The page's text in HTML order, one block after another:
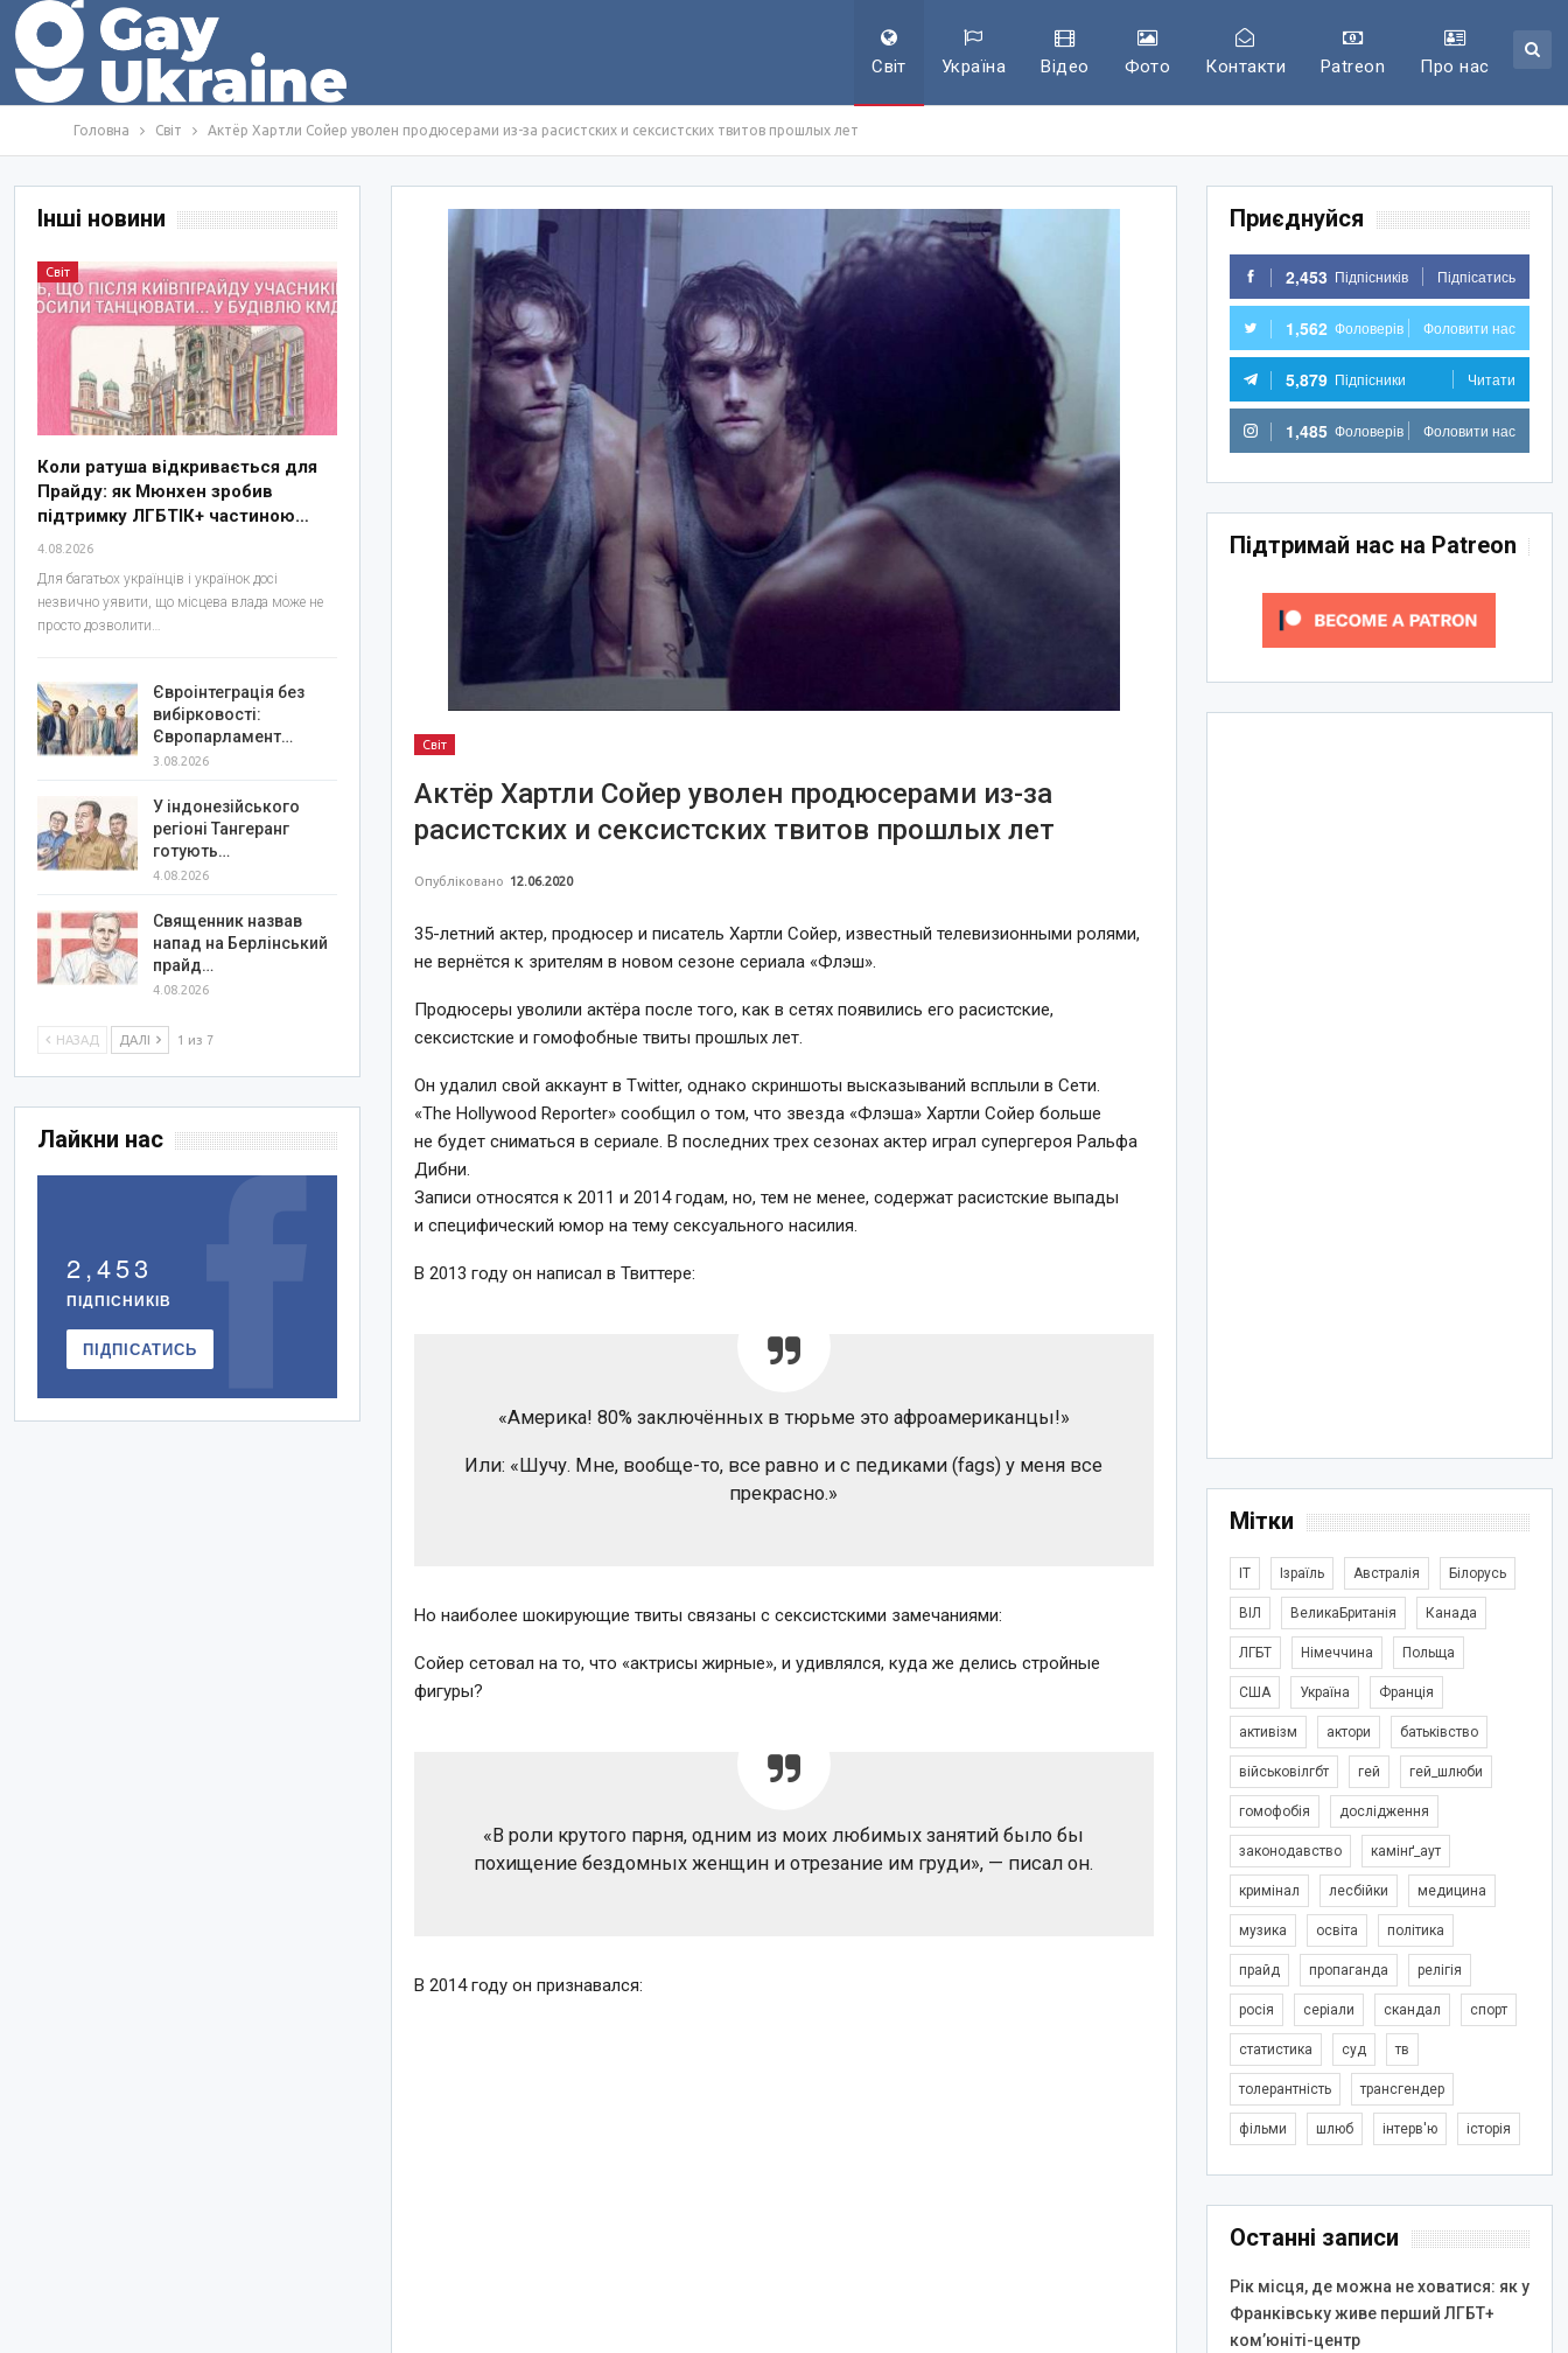
Світ Україна Відео Фото Контакти Patreon Про нас
Головна Світ Актёр Хартли Сойер уволен продюсерами из-за расистских и сексистских твитов прошлых лет
Світ
Актёр Хартли Сойер уволен продюсерами из-за
расистских и сексистских твитов прошлых лет
Опубліковано 12.06.2020
35-летний актер, продюсер и писатель Хартли Сойер, известный телевизионными ролями,
не вернётся к зрителям в новом сезоне сериала «Флэш».
Продюсеры уволили актёра после того, как в сетях появились его расистские,
сексистские и гомофобные твиты прошлых лет.
Он удалил свой аккаунт в Twitter, однако скриншоты высказываний всплыли в Сети.
«The Hollywood Reporter» сообщил о том, что звезда «Флэша» Хартли Сойер больше
не будет сниматься в сериале. В последних трех сезонах актер играл супергероя Ральфа
Дибни.
Записи относятся к 2011 и 2014 годам, но, тем не менее, содержат расистские выпады
и специфический юмор на тему сексуального насилия.
В 2013 году он написал в Твиттере:
«Америка! 80% заключённых в тюрьме это афроамериканцы!»
Или: «Шучу. Мне, вообще-то, все равно и с педиками (fags) у меня все
прекрасно.»
Но наиболее шокирующие твиты связаны с сексистскими замечаниями:
Сойер сетовал на то, что «актрисы жирные», и удивлялся, куда же делись стройные
фигуры?
«В роли крутого парня, одним из моих любимых занятий было бы
похищение бездомных женщин и отрезание им груди», — писал он.
В 2014 году он признавался:
Приєднуйся
2,453 Підпісників Підпісатись
1,562 Фоловерів Фоловити нас
5,879 Підпісники Читати
1,485 Фоловерів Фоловити нас
Підтримай нас на Patreon
Мітки
IT Ізраїль Австралія Білорусь
ВІЛ ВеликаБританія Канада
ЛГБТ Німеччина Польща
США Україна Франція
активізм актори батьківство
військовілгбт гей гей_шлюби
гомофобія дослідження
законодавство камінґ_аут
кримінал лесбійки медицина
музика освіта політика
прайд пропаганда релігія
росія серіали скандал спорт
статистика суд тв
толерантність трансгендер
фільми шлюб інтерв'ю історія
Останні записи
Рік місця, де можна не ховатися: як у
Франківську живе перший ЛГБТ+
ком’юніті-центр
Інші новини
Світ
Коли ратуша відкривається для
Прайду: як Мюнхен зробив
підтримку ЛГБТІК+ частиною…
4.08.2026
Для багатьох українців і українок досі
незвично уявити, що місцева влада може не
просто дозволити…
Євроінтеграція без
вибірковості:
Європарламент…
3.08.2026
У індонезійського
регіоні Тангеранг
готують…
4.08.2026
Священник назвав
напад на Берлінський
прайд…
4.08.2026
НАЗАД ДАЛІ 1 из 7
Лайкни нас
2,453
ПІДПІСНИКІВ
ПІДПІСАТИСЬ